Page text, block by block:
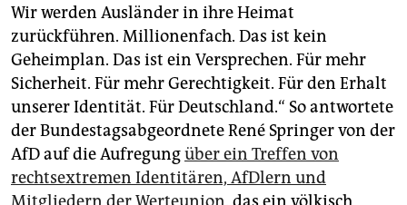
unterstützen
abo
genossenschaft
epaper login
Wir werden Ausländer in ihre Heimat
zurückführen. Millionenfach. Das ist kein
Geheimplan. Das ist ein Versprechen. Für mehr
Sicherheit. Für mehr Gerechtigkeit. Für den Erhalt
unserer Identität. Für Deutschland.“ So antwortete
der Bundestagsabgeordnete René Springer von der
AfD auf die Aufregungüber ein Treffen von
rechtsextremen Identitären, AfDlern und